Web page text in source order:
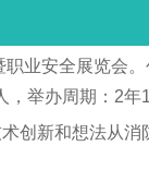
业安全展览会
举办周期：2年1
新和想法从